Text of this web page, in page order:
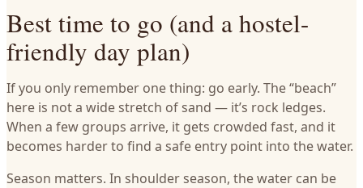
Best time to go (and a hostel-
friendly day plan)
If you only remember one thing: go early. The “beach”
here is not a wide stretch of sand — it’s rock ledges.
When a few groups arrive, it gets crowded fast, and it
becomes harder to find a safe entry point into the water.
Season matters. In shoulder season, the water can be